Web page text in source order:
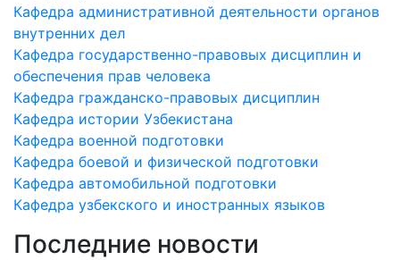
Кафедра административной деятельности органов
внутренних дел
Кафедра государственно-правовых дисциплин и
обеспечения прав человека
Кафедра гражданско-правовых дисциплин
Кафедра истории Узбекистана
Кафедра военной подготовки
Кафедра боевой и физической подготовки
Кафедра автомобильной подготовки
Кафедра узбекского и иностранных языков
Последние новости